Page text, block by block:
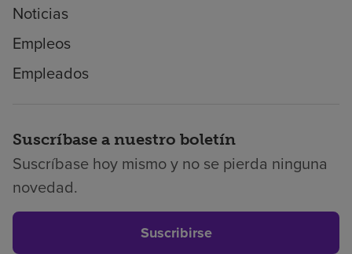
Noticias
Empleos
Empleados
Suscríbase a nuestro boletín
Suscríbase hoy mismo y no se pierda ninguna
novedad.
Suscribirse